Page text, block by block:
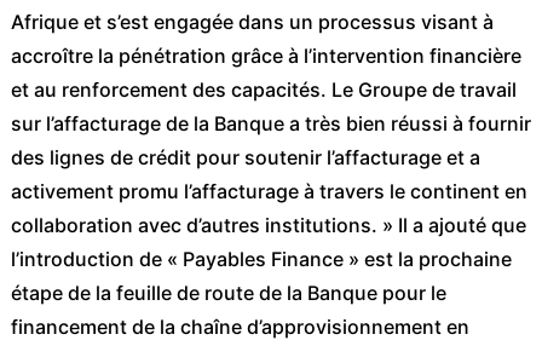
Afrique et s’est engagée dans un processus visant à
accroître la pénétration grâce à l’intervention financière
et au renforcement des capacités. Le Groupe de travail
sur l’affacturage de la Banque a très bien réussi à fournir
des lignes de crédit pour soutenir l’affacturage et a
activement promu l’affacturage à travers le continent en
collaboration avec d’autres institutions. » Il a ajouté que
l’introduction de « Payables Finance » est la prochaine
étape de la feuille de route de la Banque pour le
financement de la chaîne d’approvisionnement en